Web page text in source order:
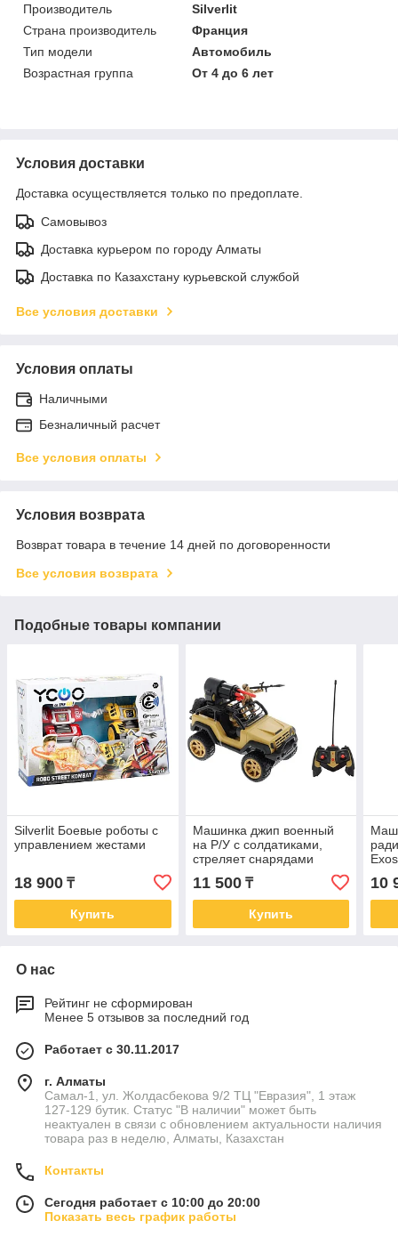
Производитель
Silverlit
Страна производитель
Франция
Тип модели
Автомобиль
Возрастная группа
От 4 до 6 лет
Условия доставки
Доставка осуществляется только по предоплате.
Самовывоз
Доставка курьером по городу Алматы
Доставка по Казахстану курьевской службой
Все условия доставки
Условия оплаты
Наличными
Безналичный расчет
Все условия оплаты
Условия возврата
Возврат товара в течение 14 дней по договоренности
Все условия возврата
Подобные товары компании
Silverlit Боевые роботы с
управлением жестами
18 900 ₸
Купить
Машинка джип военный
на Р/У с солдатиками,
стреляет снарядами
11 500₸
Купить
10
О нас
Рейтинг не сформирован
Менее 5 отзывов за последний год
Работает с 30.11.2017
г. Алматы
Самал-1, ул. Жолдасбекова 9/2 ТЦ "Евразия", 1 этаж
127-129 бутик. Статус "В наличии" может быть
неактуален в связи с обновлением актуальности наличия
товара раз в неделю, Алматы, Казахстан
Контакты
Сегодня работает с 10:00 до 20:00
Показать весь график работы